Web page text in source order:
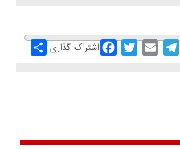
Share اشتراک گذاری
FacebookTwitterEmail
Telegram